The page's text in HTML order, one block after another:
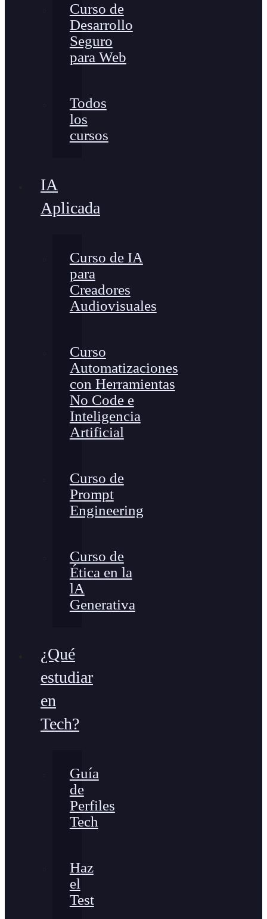
Curso de
Desarrollo
Seguro
para Web
Todos
los
cursos
IA
Aplicada
Curso de IA
para
Creadores
Audiovisuales
Curso
Automatizaciones
con Herramientas
No Code e
Inteligencia
Artificial
Curso de
Prompt
Engineering
Curso de
Ética en la
lA
Generativa
¿Qué
estudiar
en
Tech?
Guía
de
Perfiles
Tech
Haz
el
Test